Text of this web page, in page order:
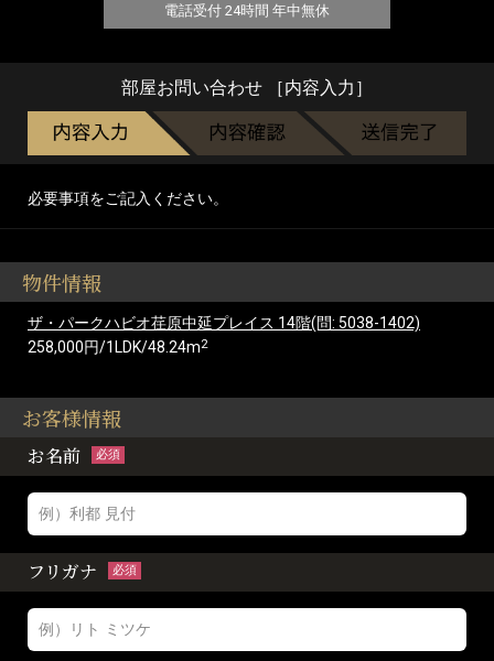
電話受付 24時間 年中無休
部屋お問い合わせ ［内容入力］
必要事項をご記入ください。
物件情報
ザ・パークハビオ荏原中延プレイス 14階(問: 5038-1402)
258,000円/1LDK/48.24m2
お客様情報
お名前 必須
フリガナ 必須